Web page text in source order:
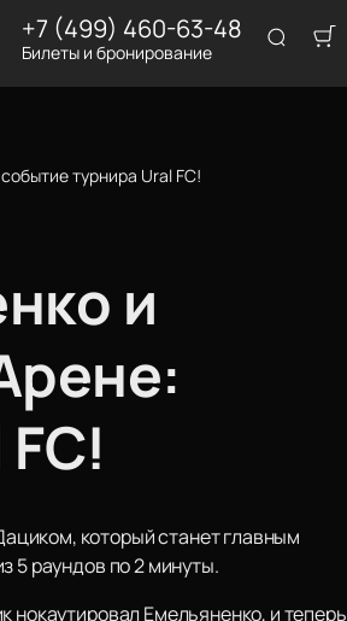
+7 (499) 460-63-48
Билеты и бронирование
турнира Ural FC!
и
который станет главным
5 раундов по 2 минуты.
нокаутировал Емельяненко, и теперь